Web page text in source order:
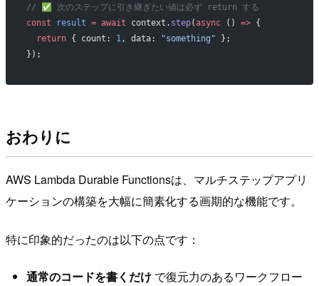
// ✅ 次のステップに引き継ぎたい値は必ず return する
const result = await context. step(async () => {
  return
{ count: 1 , data: "something" };
});
おわりに
AWS Lambda Durable Functionsは、マルチステップアプリ
ケーションの構築を大幅に簡素化する画期的な機能です。
特に印象的だったのは以下の点です：
通常のコードを書くだけで復元力のあるワークフロー